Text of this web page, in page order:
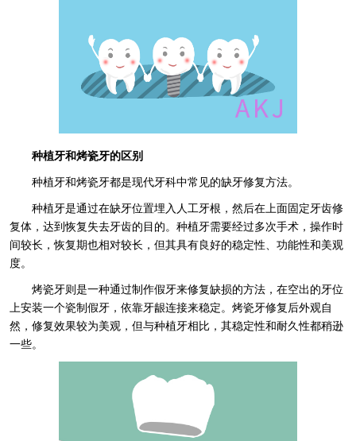
种植牙和烤瓷牙的区别
种植牙和烤瓷牙都是现代牙科中常见的缺牙修复方法。
种植牙是通过在缺牙位置埋入人工牙根，然后在上面固定牙齿修
复体，达到恢复失去牙齿的目的。种植牙需要经过多次手术，操作时
间较长，恢复期也相对较长，但其具有良好的稳定性、功能性和美观
度。
烤瓷牙则是一种通过制作假牙来修复缺损的方法，在空出的牙位
上安装一个瓷制假牙，依靠牙龈连接来稳定。烤瓷牙修复后外观自
然，修复效果较为美观，但与种植牙相比，其稳定性和耐久性都稍逊
一些。